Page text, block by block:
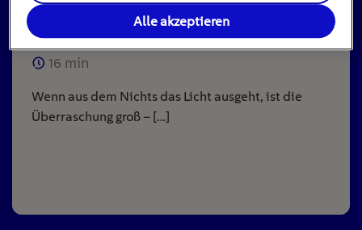
16 min
Wenn aus dem Nichts das Licht ausgeht, ist die
Überraschung groß – […]
Alle akzeptieren